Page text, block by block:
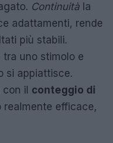
Continuità la
adattamenti, rende
più stabili.
tra uno stimolo e
si appiattisce.
il conteggio di
efficace,